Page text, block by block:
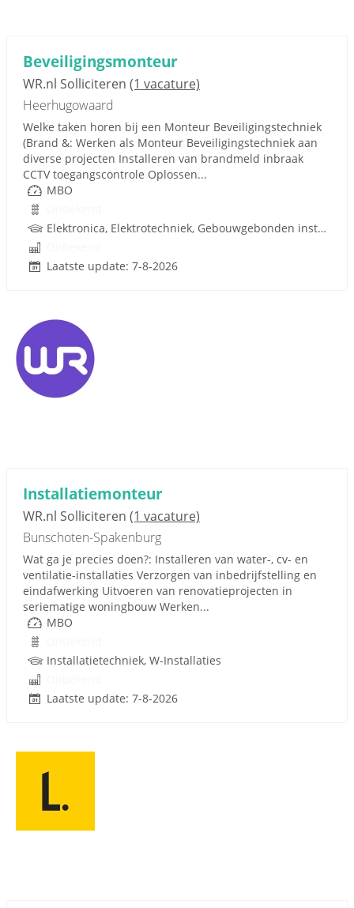
Beveiligingsmonteur
WR.nl Solliciteren (1 vacature)
Heerhugowaard
Welke taken horen bij een Monteur Beveiligingstechniek
(Brand &: Werken als Monteur Beveiligingstechniek aan
diverse projecten Installeren van brandmeld inbraak
CCTV toegangscontrole Oplossen...
MBO
Elektronica, Elektrotechniek, Gebouwgebonden installaties, Rijbewijs
Laatste update: 7-8-2026
Installatiemonteur
WR.nl Solliciteren (1 vacature)
Bunschoten-Spakenburg
Wat ga je precies doen?: Installeren van water-, cv- en
ventilatie-installaties Verzorgen van inbedrijfstelling en
eindafwerking Uitvoeren van renovatieprojecten in
seriematige woningbouw Werken...
MBO
Installatietechniek, W-Installaties
Laatste update: 7-8-2026